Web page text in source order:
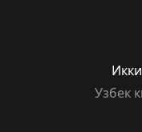
Узбек